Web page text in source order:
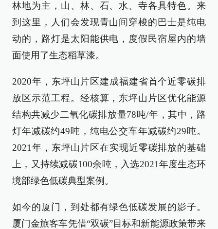
林地为主，山、林、石、水、寺各具特色。来
到这里，人们会发现青山间穿梭的巴士是纯电
动的，路灯是太阳能供电，度假民宿屋内的墙
面使用了生态稻草漆。
2020年，东坪山片区建成福建省首个近零碳排
放区示范工程。经核算，东坪山片区优化能源
结构共减少二氧化碳排放量78吨/年，其中，路
灯年减碳约49吨，纯电公交车年减碳约29吨。
2021年，东坪山片区在实现近零碳排放的基础
上，又持续减碳100余吨，入选2021年度生态环
境部绿色低碳典型案例。
如今的厦门，到处都有绿色低碳发展的影子。
厦门金旅客车凭借“双碳”目标和新能源政策带来